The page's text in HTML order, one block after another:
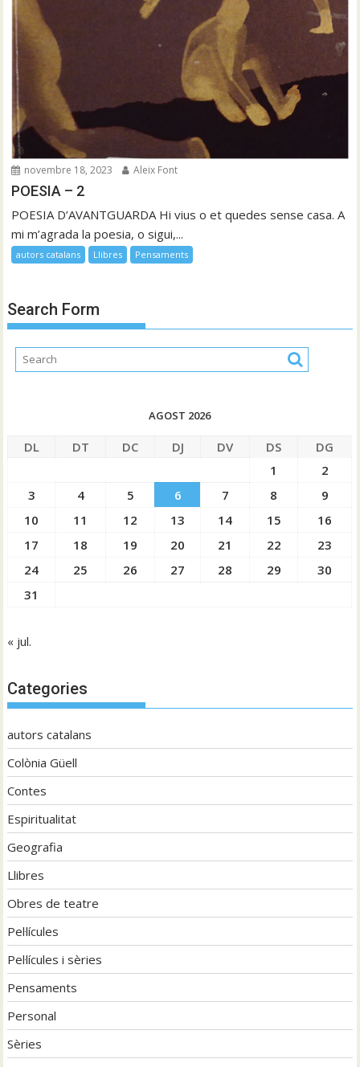
novembre 18, 2023 Aleix Font
POESIA – 2
POESIA D’AVANTGUARDA Hi vius o et quedes sense casa. A
mi m’agrada la poesia, o sigui,...
autors catalans Llibres Pensaments
Search Form
AGOST 2026
DL DT DC DJ DV DS
DG
1
2
3
4 5 6 7 8
9
10
11 12 13 14 15
16
17
18 19 20 21 22
23
24
25 26 27 28 29
30
31
« jul.
Categories
autors catalans
Colònia Güell
Contes
Espiritualitat
Geografia
Llibres
Obres de teatre
Pel·lícules
Pel·lícules i sèries
Pensaments
Personal
Sèries